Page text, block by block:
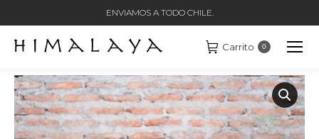
ENVIAMOS A TODO CHILE.
Carrito 0